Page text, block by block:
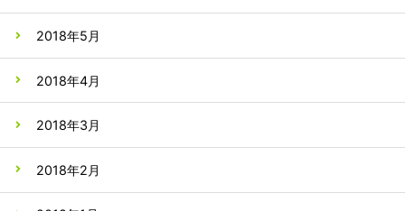
2018年5月
2018年4月
2018年3月
2018年2月